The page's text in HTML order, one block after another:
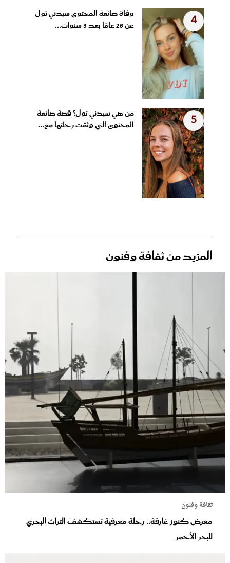
4
وفاة صانعة المحتوى سيدني تول
عن 26 عامًا بعد 3 سنوات...
5
من هي سيدني تول؟ قصة صانعة
المحتوى التي وثقت رحلتها مع...
المزيد من ثقافة وفنون
ثقافة وفنون
معرض كنوز غارقة.. رحلة معرفية تستكشف التراث البحري
للبحر الأحمر